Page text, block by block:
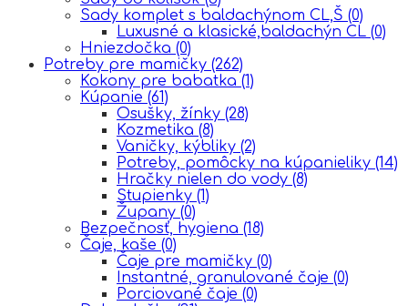
Sady komplet s baldachýnom CL,Š (0)
Luxusné a klasické,baldachýn CL (0)
Hniezdočka (0)
Potreby pre mamičky (262)
Kokony pre babatka (1)
Kúpanie (61)
Osušky, žínky (28)
Kozmetika (8)
Vaničky, kýbliky (2)
Potreby, pomôcky na kúpanieliky (14)
Hračky nielen do vody (8)
Stupienky (1)
Župany (0)
Bezpečnosť, hygiena (18)
Čaje, kaše (0)
Čaje pre mamičky (0)
Instantné, granulované čaje (0)
Porciované čaje (0)